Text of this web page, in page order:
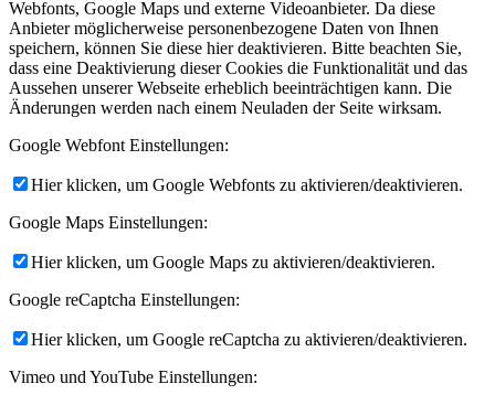
Webfonts, Google Maps und externe Videoanbieter. Da diese
Anbieter möglicherweise personenbezogene Daten von Ihnen
speichern, können Sie diese hier deaktivieren. Bitte beachten Sie,
dass eine Deaktivierung dieser Cookies die Funktionalität und das
Aussehen unserer Webseite erheblich beeinträchtigen kann. Die
Änderungen werden nach einem Neuladen der Seite wirksam.
Google Webfont Einstellungen:
Hier klicken, um Google Webfonts zu aktivieren/deaktivieren.
Google Maps Einstellungen:
Hier klicken, um Google Maps zu aktivieren/deaktivieren.
Google reCaptcha Einstellungen:
Hier klicken, um Google reCaptcha zu aktivieren/deaktivieren.
Vimeo und YouTube Einstellungen: